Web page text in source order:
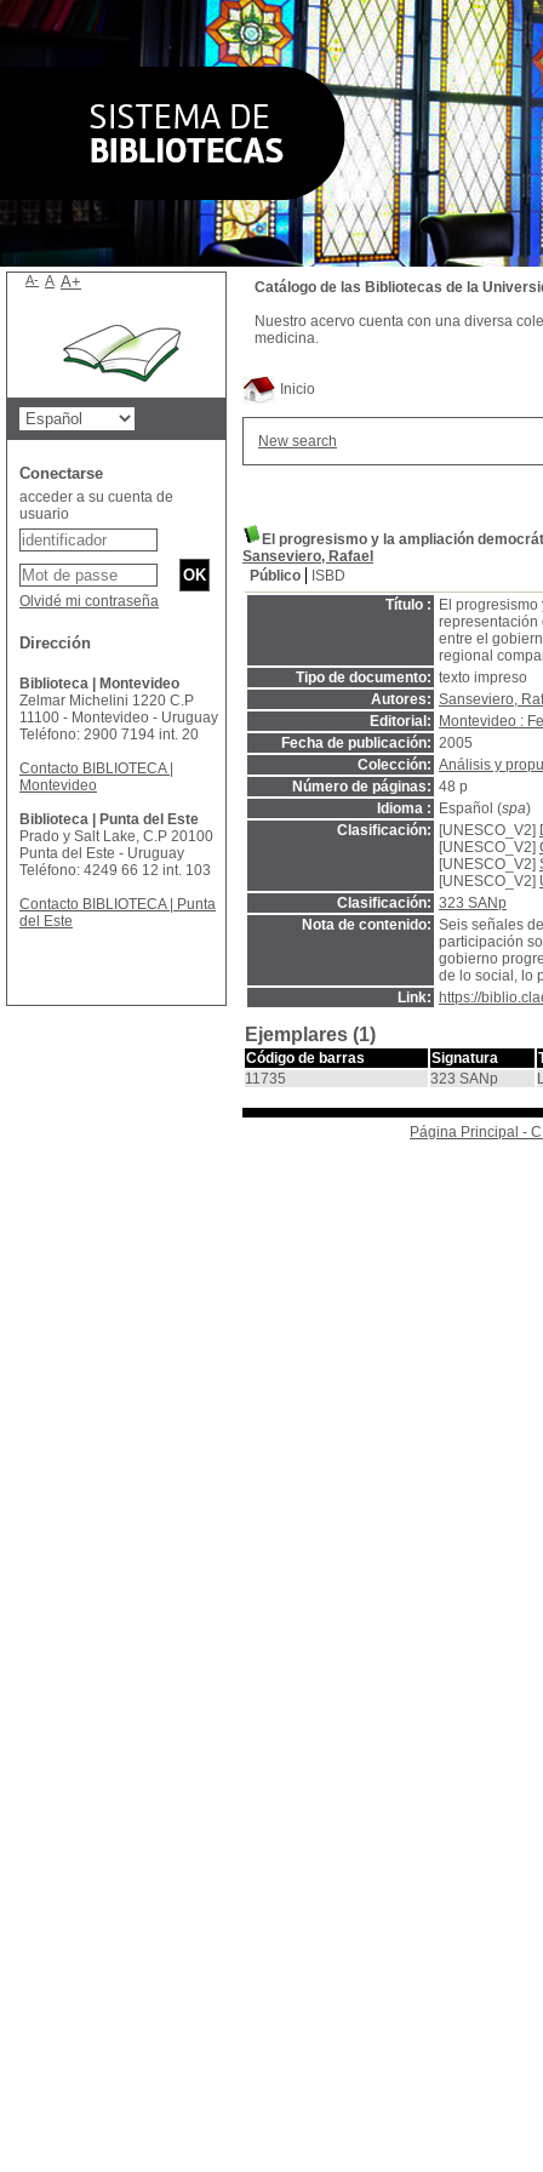
Inicio
New search
El progresismo y la ampliación
Sanseviero, Rafael
Público
ISBD
Título :
El
representación
entre el
regional
Tipo de documento: texto impreso
Autores: Sanseviero,
Editorial:
Montevideo :
Fecha de publicación: 2005
Colección: Análisis y
Número de páginas: 48 p
Idioma :
Español (spa)
Clasificación:
[UNESCO_V2]
[UNESCO_V2]
[UNESCO_V2]
[UNESCO_V2]
Clasificación: 323 SANp
Nota de contenido: Seis señales
participación
gobierno
de lo social, lo
Link:
https://
Ejemplares (1)
Código de barras Signatura
11735
323 SANp
Página Principal -
Catálogo de las Bibliotecas de la
Nuestro acervo cuenta con una diversa
medicina.
A- A A+
Conectarse
acceder a su cuenta de
usuario
Olvidé mi contraseña
Dirección
Biblioteca | Montevideo
Zelmar Michelini 1220 C.P
11100 - Montevideo - Uruguay
Teléfono: 2900 7194 int. 20
Contacto BIBLIOTECA |
Montevideo
Biblioteca | Punta del Este
Prado y Salt Lake, C.P 20100
Punta del Este - Uruguay
Teléfono: 4249 66 12 int. 103
Contacto BIBLIOTECA | Punta
del Este